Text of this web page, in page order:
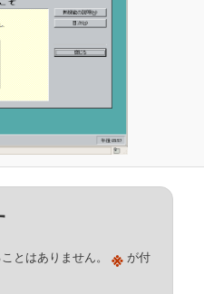
とはありません。 ※ が付